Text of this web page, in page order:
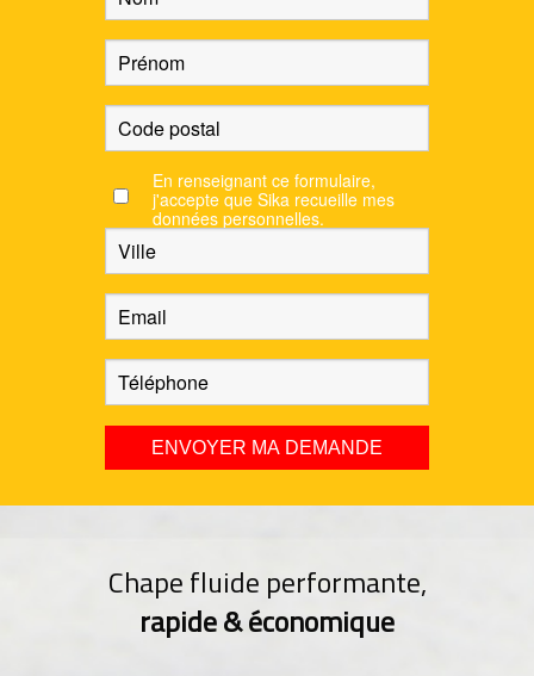
En renseignant ce formulaire,
j'accepte que Sika recueille mes
données personnelles.
Chape fluide performante,
rapide & économique